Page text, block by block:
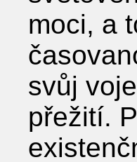
moci, a
svůj
přežití.